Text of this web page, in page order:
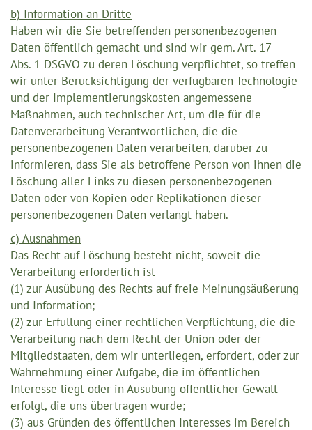
b) Information an Dritte
Haben wir die Sie betreffenden personenbezogenen
Daten öffentlich gemacht und sind wir gem. Art. 17
Abs. 1 DSGVO zu deren Löschung verpflichtet, so treffen
wir unter Berücksichtigung der verfügbaren Technologie
und der Implementierungskosten angemessene
Maßnahmen, auch technischer Art, um die für die
Datenverarbeitung Verantwortlichen, die die
personenbezogenen Daten verarbeiten, darüber zu
informieren, dass Sie als betroffene Person von ihnen die
Löschung aller Links zu diesen personenbezogenen
Daten oder von Kopien oder Replikationen dieser
personenbezogenen Daten verlangt haben.
c) Ausnahmen
Das Recht auf Löschung besteht nicht, soweit die
Verarbeitung erforderlich ist
(1) zur Ausübung des Rechts auf freie Meinungsäußerung
und Information;
(2) zur Erfüllung einer rechtlichen Verpflichtung, die die
Verarbeitung nach dem Recht der Union oder der
Mitgliedstaaten, dem wir unterliegen, erfordert, oder zur
Wahrnehmung einer Aufgabe, die im öffentlichen
Interesse liegt oder in Ausübung öffentlicher Gewalt
erfolgt, die uns übertragen wurde;
(3) aus Gründen des öffentlichen Interesses im Bereich